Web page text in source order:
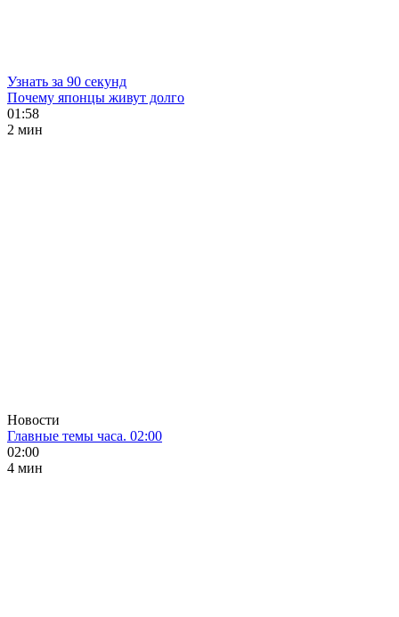
Узнать за 90 секунд
Почему японцы живут долго
01:58
2 мин
Новости
Главные темы часа. 02:00
02:00
4 мин